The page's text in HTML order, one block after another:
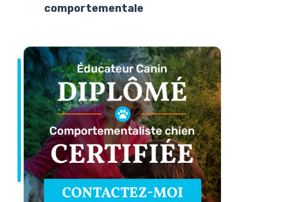
comportementale